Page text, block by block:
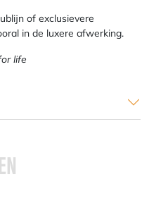
of exclusievere
in de luxere afwerking.
life